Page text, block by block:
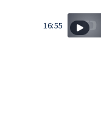
16:55